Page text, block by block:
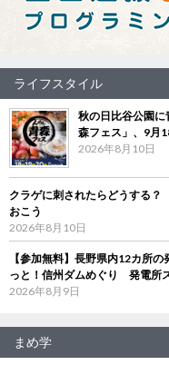
ライフスタイル
秋の日比谷公園
森フェス」、9月
2026年8月10日
クラゲに刺されたらどうする
おこう
2026年8月10日
【参加無料】長野県内12カ所
っと！信州ダムめぐり 発電所
2026年8月9日
まめ学